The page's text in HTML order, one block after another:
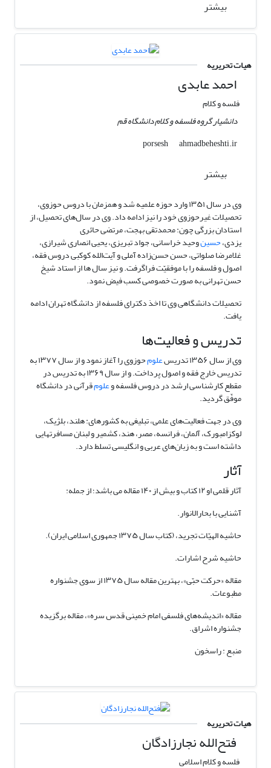
بیشتر
هیات تحریریه
احمد عابدی
فلسه و کلام
دانشیار گروه فلسفه و کلام دانشگاه قم
porsesh
ahmadbeheshti.ir
بیشتر
وی در سال ۱۳۵۱ وارد حوزه علمیه شد و همزمان با دروس حوزوی،
تحصیلات غیرحوزوی خود را نیز ادامه داد. وی در سال‌های تحصیل، از
استادان بزرگی چون: محمدتقی بهجت، مرتضی حائری
یزدی،حسینوحید خراسانی، جواد تبریزی، یحیی انصاری شیرازی،
غلامرضا صلواتی، حسن حسن‌زاده آملی و آیت‌الله کوکبی دروس فقه،
اصول و فلسفه را با موفقیّت فراگرفت. و نیز سال ها از استاد شیخ
حسن تهرانی به صورت خصوصی کسب فیض نمود.
تحصیلات دانشگاهی وی تا اخذدکترای فلسفه از دانشگاه تهران ادامه
یافت.
تدریس و فعالیت‌ها
وی از سال ۱۳۵۶ تدریس علوم حوزوی را آغاز نمود و از سال ۱۳۷۷ به
تدریس خارج فقه و اصول پرداخت. و از سال ۱۳۶۹ به تدریس در
مقطع کارشناسی ارشد در دروس فلسفه وعلومقرآنی در دانشگاه
موفّق گردید.
وی در جهت فعالیت‌های علمی، تبلیغی به کشورهای: هلند، بلژیک،
لوکزامبورک، آلمان، فرانسه، مصر، هند، کشمیر و لبنان مسافرتهایی
داشته است و به زبان‌های عربی و انگلیسی تسلط دارد.
آثار
آثار قلمی او ۱۲ کتاب و بیش از ۱۴۰ مقاله می باشد؛ از جمله:
آشنایی با بحارالانوار.
حاشیه الهیّات تجرید، (کتاب سال ۱۳۷۵ جمهوری اسلامی ایران).
حاشیه شرح اشارات.
مقاله «حرکت حبّی»، بهترین مقاله سال ۱۳۷۵ از سوی جشنواره
مطبوعات.
مقاله «اندیشه‌های فلسفی امام خمینی قدس سره»، مقاله برگزیده
جشنواره اشراق.
منبع : راسخون
هیات تحریریه
فتح‌الله نجارزادگان
فلسه و کلام اسلامی